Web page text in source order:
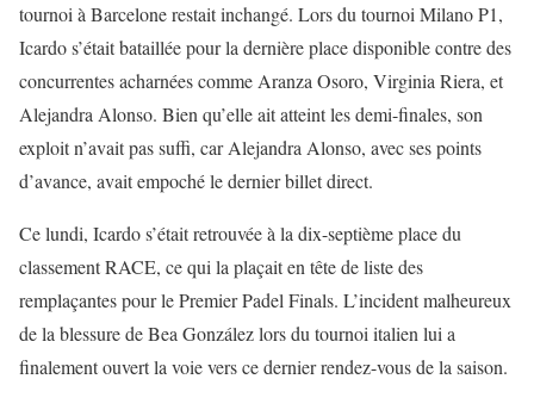
tournoi à Barcelone restait inchangé. Lors du tournoi Milano P1,
Icardo s’était bataillée pour la dernière place disponible contre des
concurrentes acharnées comme Aranza Osoro, Virginia Riera, et
Alejandra Alonso. Bien qu’elle ait atteint les demi-finales, son
exploit n’avait pas suffi, car Alejandra Alonso, avec ses points
d’avance, avait empoché le dernier billet direct.
Ce lundi, Icardo s’était retrouvée à la dix-septième place du
classement RACE, ce qui la plaçait en tête de liste des
remplaçantes pour le Premier Padel Finals. L’incident malheureux
de la blessure de Bea González lors du tournoi italien lui a
finalement ouvert la voie vers ce dernier rendez-vous de la saison.